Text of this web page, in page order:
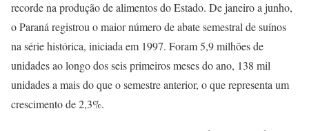
recorde na produção de alimentos do Estado. De janeiro a junho,
o Paraná registrou o maior número de abate semestral de suínos
na série histórica, iniciada em 1997. Foram 5,9 milhões de
unidades ao longo dos seis primeiros meses do ano, 138 mil
unidades a mais do que o semestre anterior, o que representa um
crescimento de 2,3%.